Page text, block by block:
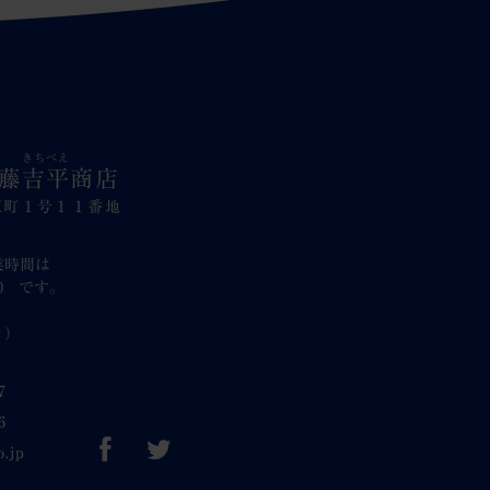
吉平
きちべえ
商店
１号１１番地
間は
です。